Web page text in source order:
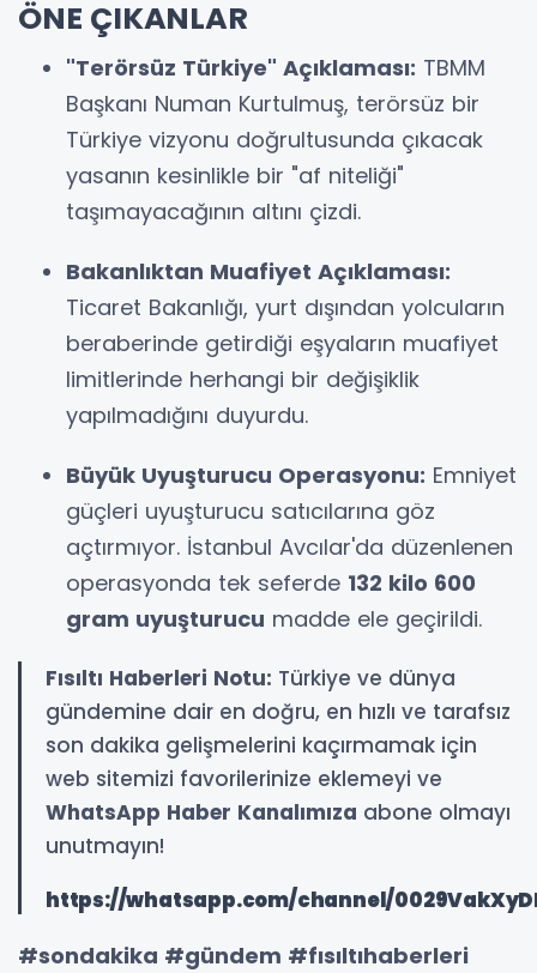
ÖNE ÇIKANLAR
"Terörsüz Türkiye" Açıklaması: TBMM
Başkanı Numan Kurtulmuş, terörsüz bir
Türkiye vizyonu doğrultusunda çıkacak
yasanın kesinlikle bir "af niteliği"
taşımayacağının altını çizdi.
Bakanlıktan Muafiyet Açıklaması:
Ticaret Bakanlığı, yurt dışından yolcuların
beraberinde getirdiği eşyaların muafiyet
limitlerinde herhangi bir değişiklik
yapılmadığını duyurdu.
Büyük Uyuşturucu Operasyonu: Emniyet
güçleri uyuşturucu satıcılarına göz
açtırmıyor. İstanbul Avcılar'da düzenlenen
operasyonda tek seferde 132 kilo 600
gram uyuşturucu madde ele geçirildi.
Fısıltı Haberleri Notu: Türkiye ve dünya
gündemine dair en doğru, en hızlı ve tarafsız
son dakika gelişmelerini kaçırmamak için
web sitemizi favorilerinize eklemeyi ve
WhatsApp Haber Kanalımıza abone olmayı
unutmayın!
https://whatsapp.com/channel/
#sondakika #gündem #fısıltıhaberleri